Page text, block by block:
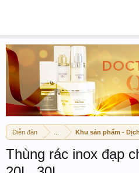
Diễn đàn Khu sản phẩm -
Thùng rác inox đạp